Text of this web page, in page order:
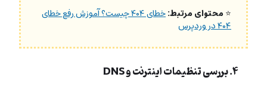
⭐محتوای مرتبط: خطای ۴۰۴ چیست؟ آموزش رفع خطای
۴۰۴ در وردپرس
۴. بررسی تنظیمات اینترنت و DNS